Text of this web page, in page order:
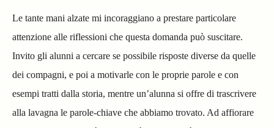
Le tante mani alzate mi incoraggiano a prestare particolare
attenzione alle riflessioni che questa domanda può suscitare.
Invito gli alunni a cercare se possibile risposte diverse da quelle
dei compagni, e poi a motivarle con le proprie parole e con
esempi tratti dalla storia, mentre un’alunna si offre di trascrivere
alla lavagna le parole-chiave che abbiamo trovato. Ad affiorare